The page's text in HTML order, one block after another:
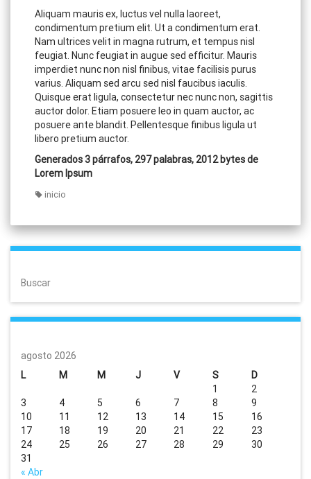
Aliquam mauris ex, luctus vel nulla laoreet,
condimentum pretium elit. Ut a condimentum erat.
Nam ultrices velit in magna rutrum, et tempus nisl
feugiat. Nunc feugiat in augue sed efficitur. Mauris
imperdiet nunc non nisl finibus, vitae facilisis purus
varius. Aliquam sed arcu sed nisl faucibus iaculis.
Quisque erat ligula, consectetur nec nunc non, sagittis
auctor dolor. Etiam posuere leo in quam auctor, ac
posuere ante blandit. Pellentesque finibus ligula ut
libero pretium auctor.
Generados 3 párrafos, 297 palabras, 2012 bytes de
Lorem Ipsum
inicio
Buscar
agosto 2026
L
M M J V S D
« Abr
1
2
3
4 5 6 7 8
9
10
11 12 13 14 15
16
17
18 19 20 21 22
23
24
25 26 27 28 29
30
31